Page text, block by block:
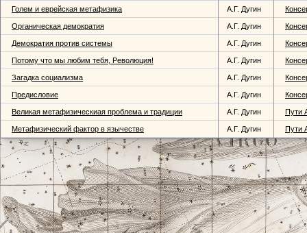
Голем и еврейская метафизика А.Г. Дугин
Органическая демократия А.Г. Дугин
Демократия против системы А.Г. Дугин
Потому что мы любим тебя, Революция! А.Г. Дугин
Загадка социализма А.Г. Дугин
Предисловие А.Г. Дугин
Великая метафизическиая проблема и традиции А.Г. Дугин Пути
Метафизический фактор в язычестве А.Г. Дугин Пути